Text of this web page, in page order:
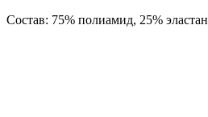
Состав: 75% полиамид, 25% эластан